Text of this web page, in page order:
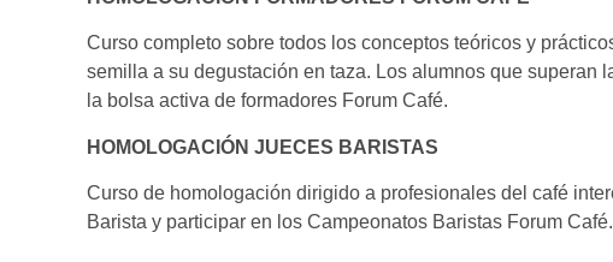
Curso completo sobre todos los conceptos teóricos y
semilla a su degustación en taza. Los alumnos que superan
la bolsa activa de formadores Forum Café.
HOMOLOGACIÓN JUECES BARISTAS
Curso de homologación dirigido a profesionales del café
Barista y participar en los Campeonatos Baristas Forum Café.